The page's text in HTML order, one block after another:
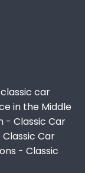
car
in the Middle
- Classic Car
Car
- Classic